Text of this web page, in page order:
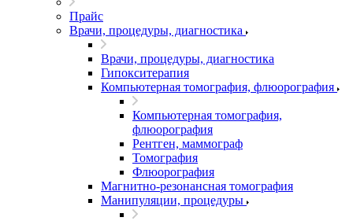
Прайс
Врачи, процедуры, диагностика
Врачи, процедуры, диагностика
Гипокситерапия
Компьютерная томография, флюорография
Компьютерная томография,
флюорография
Рентген, маммограф
Томография
Флюорография
Магнитно-резонансная томография
Манипуляции, процедуры